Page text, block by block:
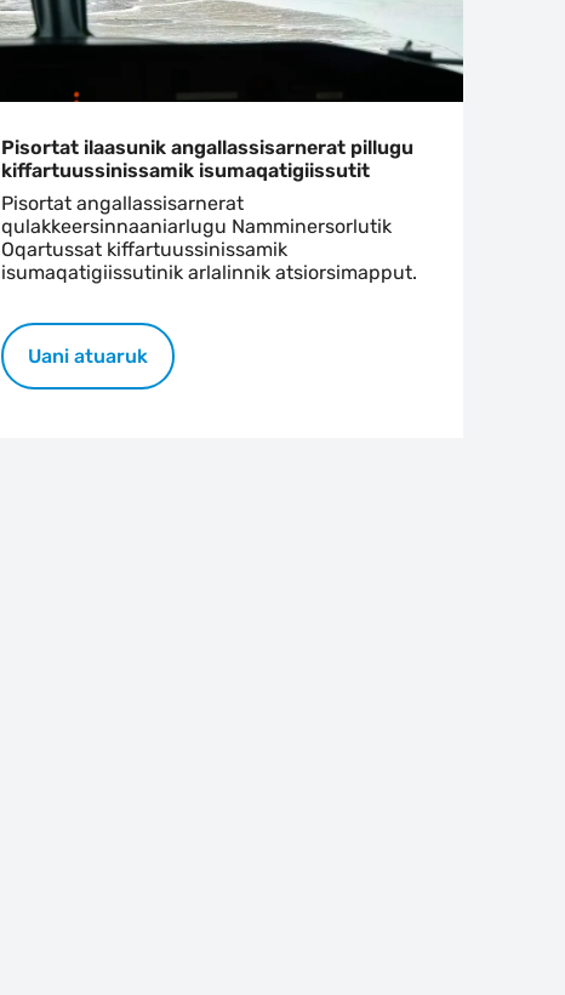
Pisortat ilaasunik angallassisarnerat pillugu
kiffartuussinissamik isumaqatigiissutit
Pisortat angallassisarnerat
qulakkeersinnaaniarlugu Namminersorlutik
Oqartussat kiffartuussinissamik
isumaqatigiissutinik arlalinnik atsiorsimapput.
Uani atuaruk